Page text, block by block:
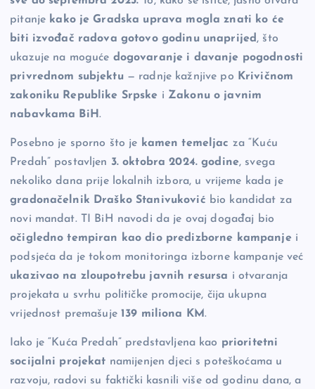
pitanje kako je Gradska uprava mogla znati ko će
biti izvođač radova gotovo godinu unaprijed, što
ukazuje na moguće dogovaranje i davanje pogodnosti
privrednom subjektu— radnje kažnjive po Krivičnom
zakoniku Republike Srpske i Zakonu o javnim
nabavkama BiH.
Posebno je sporno što je kamen temeljac za “Kuću
Predah” postavljen 3. oktobra 2024. godine, svega
nekoliko dana prije lokalnih izbora, u vrijeme kada je
gradonačelnik Draško Stanivuković bio kandidat za
novi mandat. TI BiH navodi da je ovaj događaj bio
očigledno tempiran kao dio predizborne kampanjei
podsjeća da je tokom monitoringa izborne kampanje već
ukazivao na zloupotrebu javnih resursa i otvaranja
projekata u svrhu političke promocije, čija ukupna
vrijednost premašuje139 miliona KM.
Iako je “Kuća Predah” predstavljena kao prioritetni
socijalni projekat namijenjen djeci s poteškoćama u
razvoju, radovi su faktički kasnili više od godinu dana, a